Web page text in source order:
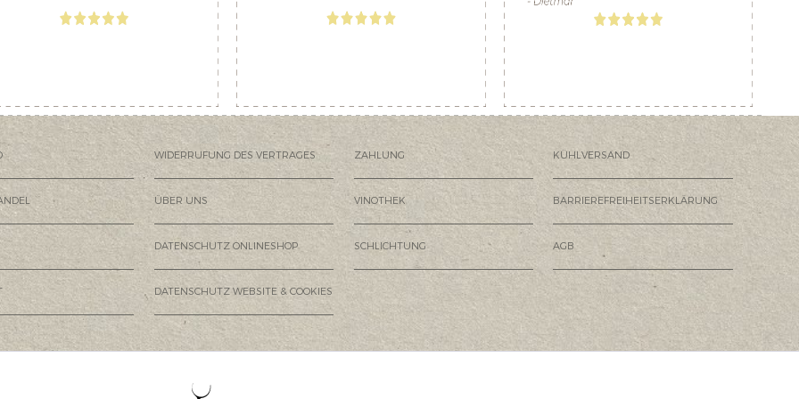
WIDERRUFUNG DES VERTRAGES ZAHLUNG KÜHLVERSAND
ÜBER UNS VINOTHEK BARRIEREFREIHEITSERKLÄRUNG
DATENSCHUTZ ONLINESHOP SCHLICHTUNG AGB
DATENSCHUTZ WEBSITE & COOKIES